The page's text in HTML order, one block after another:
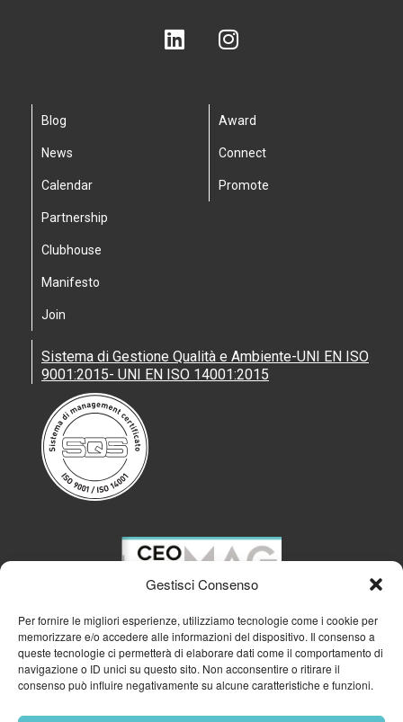
Gestisci Consenso
Per fornire le migliori esperienze, utilizziamo tecnologie come i cookie per
memorizzare e/o accedere alle informazioni del dispositivo. Il consenso a
queste tecnologie ci permetterà di elaborare dati come il comportamento di
navigazione o ID unici su questo sito. Non acconsentire o ritirare il
consenso può influire negativamente su alcune caratteristiche e funzioni.
Blog
News
Calendar
Partnership
Clubhouse
Manifesto
Join
Award
Connect
Promote
Sistema di Gestione Qualità e Ambiente-UNI EN ISO
9001:2015- UNI EN ISO 14001:2015